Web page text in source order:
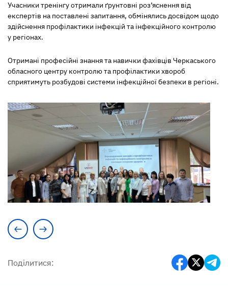
Учасники тренінгу отримали ґрунтовні роз’яснення від
експертів на поставлені запитання, обмінялись досвідом щодо
здійснення профілактики інфекцій та інфекційного контролю
у регіонах.
Отримані професійні знання та навички фахівців Черкаського
обласного центру контролю та профілактики хвороб
сприятимуть розбудові системи інфекційної безпеки в регіоні.
Поділитися: